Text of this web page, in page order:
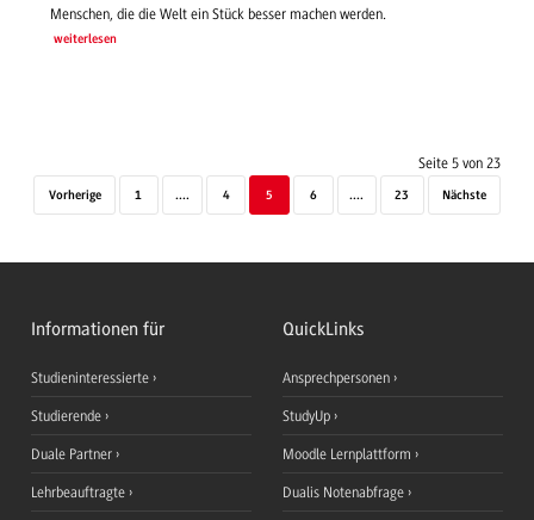
Menschen, die die Welt ein Stück besser machen werden.
weiterlesen
Seite 5 von 23
Vorherige 1 .... 4 5 6 .... 23 Nächste
Informationen für
Studieninteressierte
Studierende
Duale Partner
Lehrbeauftragte
QuickLinks
Ansprechpersonen
StudyUp
Moodle Lernplattform
Dualis Notenabfrage